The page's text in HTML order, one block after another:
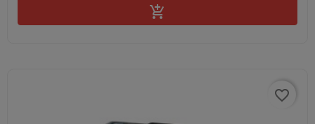

favorite_border